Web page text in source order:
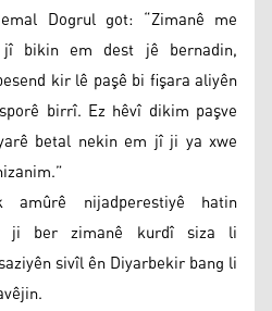
Dogrul got: “Zimanê me
bikin em dest jê bernadin,
kir lê paşê bi fişara aliyên
birrî. Ez hêvî dikim paşve
betal nekin em jî ji ya xwe
nijadperestiyê hatin
ji ber zimanê kurdî siza li
sivîl ên Diyarbekir bang li